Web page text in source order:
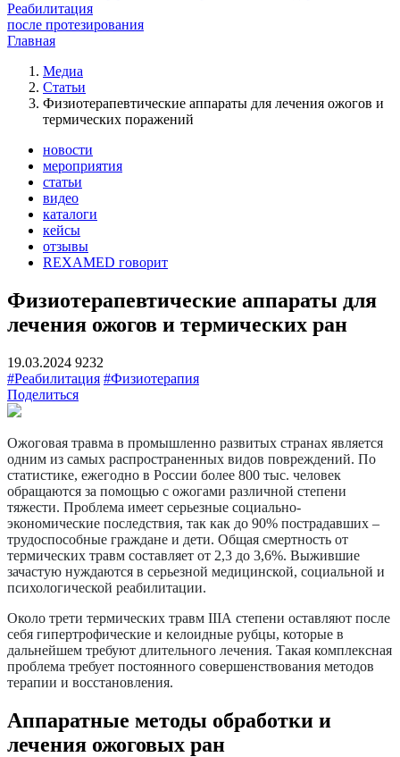
Реабилитация
после протезирования
Главная
Медиа
Статьи
Физиотерапевтические аппараты для лечения ожогов и
термических поражений
новости
мероприятия
статьи
видео
каталоги
кейсы
отзывы
REXAMED говорит
Физиотерапевтические аппараты для
лечения ожогов и термических ран
19.03.2024 9232
#Реабилитация #Физиотерапия
Поделиться
Ожоговая травма в промышленно развитых странах является
одним из самых распространенных видов повреждений. По
статистике, ежегодно в России более 800 тыс. человек
обращаются за помощью с ожогами различной степени
тяжести. Проблема имеет серьезные социально-
экономические последствия, так как до 90% пострадавших –
трудоспособные граждане и дети. Общая смертность от
термических травм составляет от 2,3 до 3,6%. Выжившие
зачастую нуждаются в серьезной медицинской, социальной и
психологической реабилитации.
Около трети термических травм IIIА степени оставляют после
себя гипертрофические и келоидные рубцы, которые в
дальнейшем требуют длительного лечения. Такая комплексная
проблема требует постоянного совершенствования методов
терапии и восстановления.
Аппаратные методы обработки и
лечения ожоговых ран